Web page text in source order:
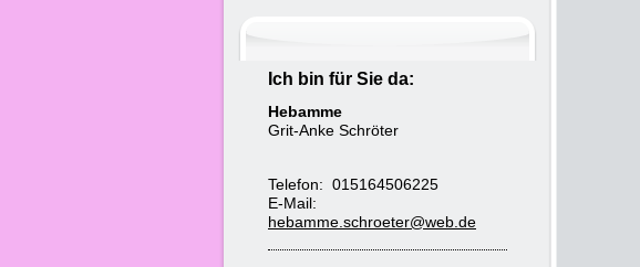
Ich bin für Sie da:
Hebamme
Grit-Anke Schröter
Telefon: 015164506225
E-Mail:
hebamme.schroeter@web.de